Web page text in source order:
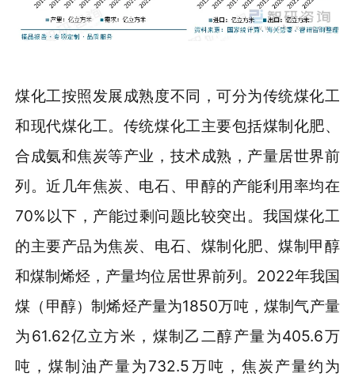
煤化工按照发展成熟度不同，可分为传统煤化工
和现代煤化工。传统煤化工主要包括煤制化肥、
合成氨和焦炭等产业，技术成熟，产量居世界前
列。近几年焦炭、电石、甲醇的产能利用率均在
70%以下，产能过剩问题比较突出。我国煤化工
的主要产品为焦炭、电石、煤制化肥、煤制甲醇
和煤制烯烃，产量均位居世界前列。2022年我国
煤（甲醇）制烯烃产量为1850万吨，煤制气产量
为61.62亿立方米，煤制乙二醇产量为405.6万
吨，煤制油产量为732.5万吨，焦炭产量约为